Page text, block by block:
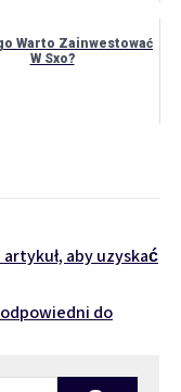
Warto Zainwestować
W Sxo?
aby uzyskać
do